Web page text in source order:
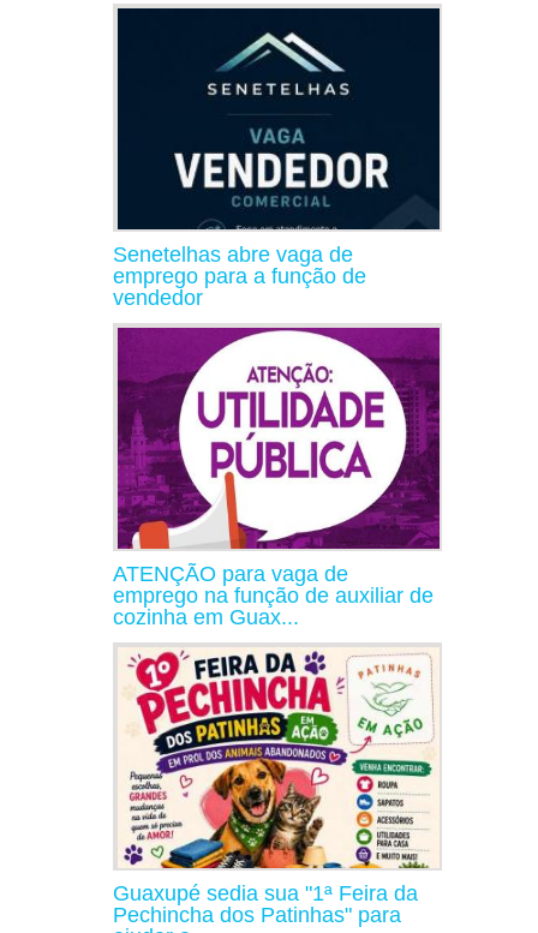
Senetelhas abre vaga de
emprego para a função de
vendedor
ATENÇÃO para vaga de
emprego na função de auxiliar de
cozinha em Guax...
Guaxupé sedia sua "1ª Feira da
Pechincha dos Patinhas" para